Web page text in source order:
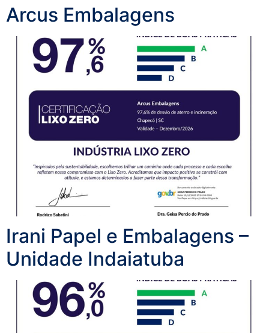
Arcus Embalagens
Irani Papel e Embalagens –
Unidade Indaiatuba